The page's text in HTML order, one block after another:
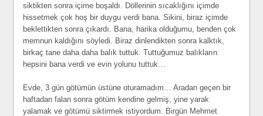
siktikten sonra içime boşaldı. Döllerinin sıcaklığını içimde
hissetmek çok hoş bir duygu verdi bana. Sikini, biraz içimde
beklettikten sonra çıkardı. Bana, harika olduğumu, benden çok
memnun kaldığını söyledi. Biraz dinlendikten sonra kalktık,
birkaç tane daha daha balık tuttuk. Tuttuğumuz balıkların
hepsini bana verdi ve evin yolunu tuttuk…
Evde, 3 gün götümün üstüne oturamadım… Aradan geçen bir
haftadan falan sonra götüm kendine gelmiş, yine yarak
yalamak ve götümü siktirmek istiyordum. Birgün Mehmet